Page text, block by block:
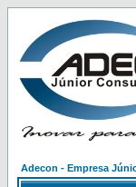
Adecon - Empresa